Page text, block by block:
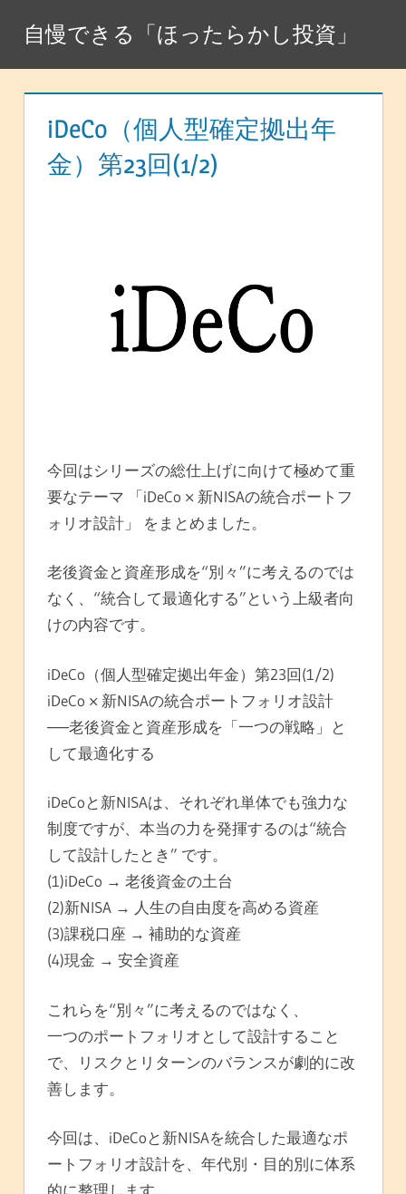
テ
自慢できる「ほったらかし投資」
iDeCo（個人型確定拠出年
金）第23回(1/2)
今回はシリーズの総仕上げに向けて極めて重
要なテーマ 「iDeCo × 新NISAの統合ポートフ
ォリオ設計」 をまとめました。
老後資金と資産形成を“別々”に考えるのでは
なく、“統合して最適化する”という上級者向
けの内容です。
iDeCo（個人型確定拠出年金）第23回(1/2)
iDeCo × 新NISAの統合ポートフォリオ設計
──老後資金と資産形成を「一つの戦略」と
して最適化する
iDeCoと新NISAは、それぞれ単体でも強力な
制度ですが、本当の力を発揮するのは“統合
して設計したとき” です。
(1)iDeCo → 老後資金の土台
(2)新NISA → 人生の自由度を高める資産
(3)課税口座 → 補助的な資産
(4)現金 → 安全資産
これらを“別々”に考えるのではなく、
一つのポートフォリオとして設計すること
で、リスクとリターンのバランスが劇的に改
善します。
今回は、iDeCoと新NISAを統合した最適なポ
ートフォリオ設計を、年代別・目的別に体系
的に整理します。